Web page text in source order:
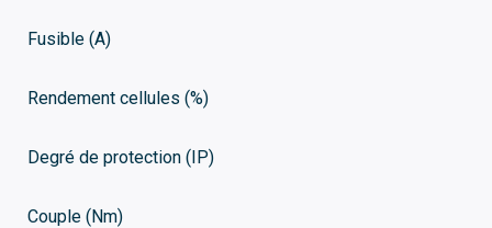
Fusible (A)
Rendement cellules (%)
Degré de protection (IP)
Couple (Nm)